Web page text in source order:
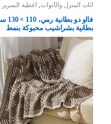
أثاث المنزل والأدوات أغطية السرير
والوسائد
فااو دو
بطانية بشراشيب محبوكة بنمط
بوهيمي، بطانية تكييف الهواء
بطانية قيلولة، بطانية للسكن
للكنبة والتخييم والاقامة المنزلية
والسفر، نمط 2